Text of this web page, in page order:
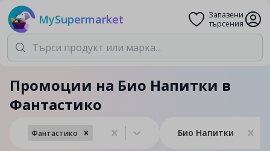
MySupermarket
Запазени
търсения
Промоции на Био Напитки в
Фантастико
Фантастико Био Напитки